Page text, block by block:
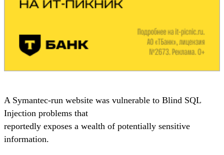
A Symantec-run website was vulnerable to Blind SQL
Injection problems that
reportedly exposes a wealth of potentially sensitive
information.